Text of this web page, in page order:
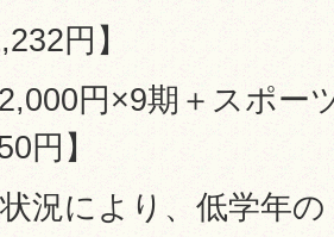
円】
2,000円×9期＋スポー
円】
況により、低学年